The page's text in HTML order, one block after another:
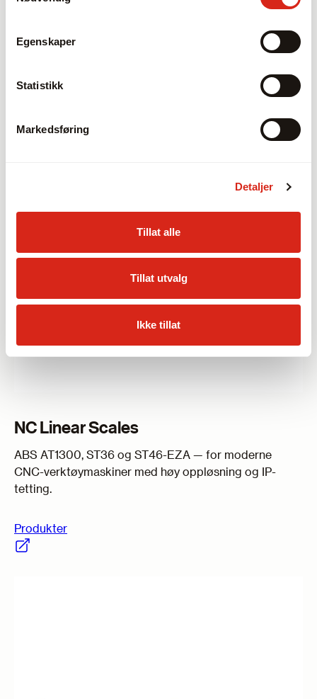
Egenskaper
Statistikk
Markedsføring
Detaljer
Tillat alle
Tillat utvalg
Ikke tillat
NC Linear Scales
ABS AT1300, ST36 og ST46-EZA — for moderne
CNC-verktøy­maskiner med høy oppløsning og IP-
tetting.
Produkter